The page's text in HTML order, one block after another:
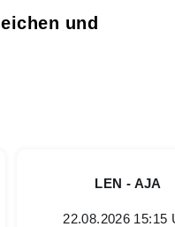
und
LEN - AJA
22.08.2026 15:15